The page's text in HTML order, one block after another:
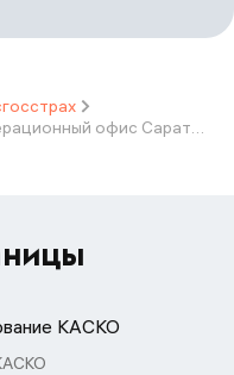
Офис страхования "РГС-Банк: Операционный офис Саратовский"
КАСКО